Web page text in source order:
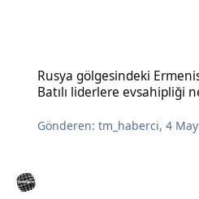
Rusya gölgesindeki
Batılı liderlere evsahipliği
Gönderen:tm_haberci,4